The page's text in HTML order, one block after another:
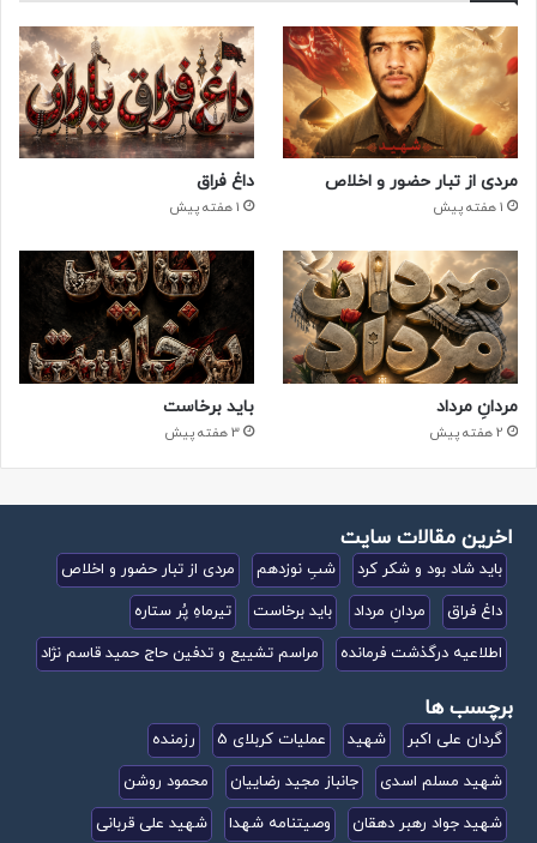
مردی از تبار حضور و اخلاص
1 هفته پیش
داغ فراق
1 هفته پیش
مردانِ مرداد
2 هفته پیش
باید برخاست
3 هفته پیش
اخرین مقالات سایت
باید شاد بود و شکر کرد شبِ نوزدهم
مردی از تبار حضور و اخلاص
داغ فراق
مردانِ مرداد باید برخاست
تیرماهِ پُر ستاره
اطلاعیه درگذشت فرمانده
مراسم تشییع و تدفین حاج حمید قاسم نژاد
برچسب ها
گردان علی اکبر شهید عملیات کربلای 5
رزمنده
شهید مسلم اسدی
جانباز مجید رضاییان
محمود روشن
شهید جواد رهبر دهقان
وصیتنامه شهدا شهید علی قربانی